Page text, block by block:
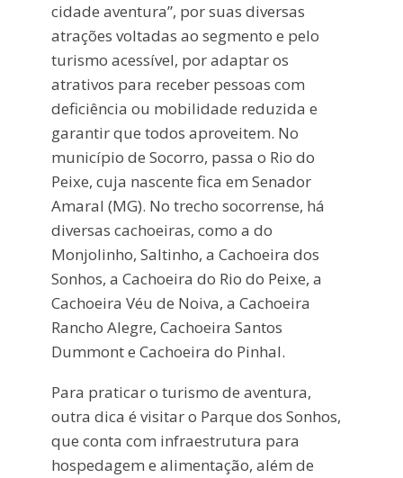
cidade aventura”, por suas diversas
atrações voltadas ao segmento e pelo
turismo acessível, por adaptar os
atrativos para receber pessoas com
deficiência ou mobilidade reduzida e
garantir que todos aproveitem. No
município de Socorro, passa o Rio do
Peixe, cuja nascente fica em Senador
Amaral (MG). No trecho socorrense, há
diversas cachoeiras, como a do
Monjolinho, Saltinho, a Cachoeira dos
Sonhos, a Cachoeira do Rio do Peixe, a
Cachoeira Véu de Noiva, a Cachoeira
Rancho Alegre, Cachoeira Santos
Dummont e Cachoeira do Pinhal.
Para praticar o turismo de aventura,
outra dica é visitar o Parque dos Sonhos,
que conta com infraestrutura para
hospedagem e alimentação, além de